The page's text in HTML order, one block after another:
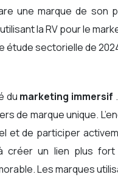
une marque de son
la RV pour le
étude sectorielle de
du marketing immersif
de marque unique.
et de participer
créer un lien plus
Les marques